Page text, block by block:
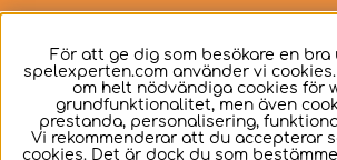
Svenska
För att ge dig som besökare en
spelexperten.com använder vi
om helt nödvändiga cookies för
grundfunktionalitet, men även
prestanda, personalisering,
Vi rekommenderar att du accepterar
cookies. Det är dock du som